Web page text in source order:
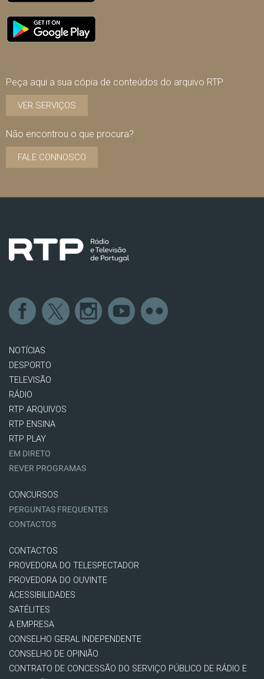
Peça aqui a sua cópia de conteúdos do arquivo RTP
VER SERVIÇOS
Não encontrou o que procura?
FALE CONNOSCO
NOTÍCIAS
DESPORTO
TELEVISÃO
RÁDIO
RTP ARQUIVOS
RTP ENSINA
RTP PLAY
EM DIRETO
REVER PROGRAMAS
CONCURSOS
PERGUNTAS FREQUENTES
CONTACTOS
CONTACTOS
PROVEDORA DO TELESPECTADOR
PROVEDORA DO OUVINTE
ACESSIBILIDADES
SATÉLITES
A EMPRESA
CONSELHO GERAL INDEPENDENTE
CONSELHO DE OPINIÃO
CONTRATO DE CONCESSÃO DO SERVIÇO PÚBLICO DE RÁDIO E